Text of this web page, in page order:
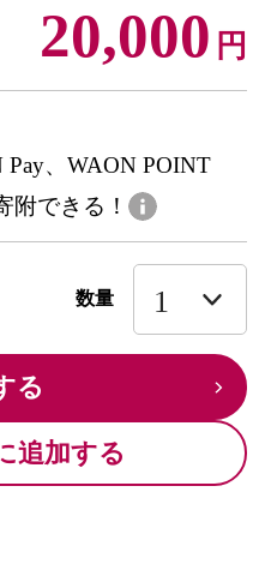
20,000 円
、WAON POINT
附できる！
数量
る
追加する